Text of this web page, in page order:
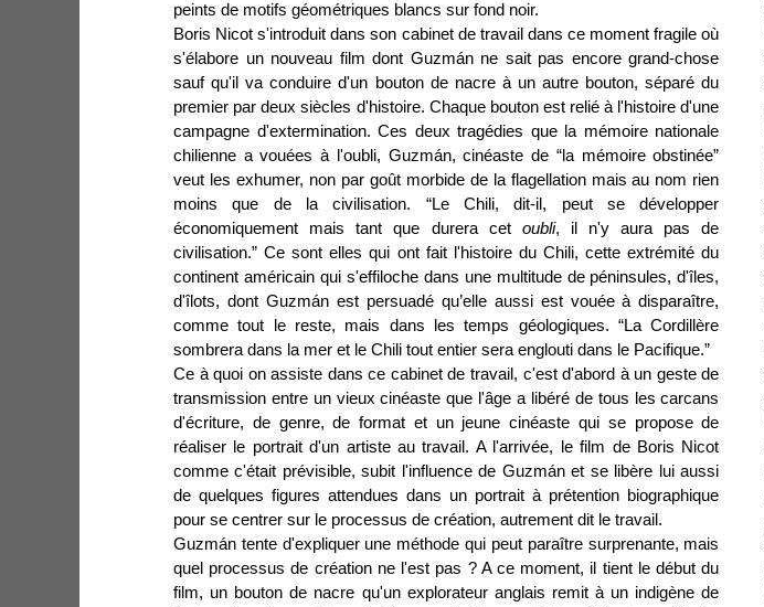
peints de motifs géométriques blancs sur fond noir.
Boris Nicot s'introduit dans son cabinet de travail dans ce moment fragile où
s'élabore un nouveau film dont Guzmán ne sait pas encore grand-chose
sauf qu'il va conduire d'un bouton de nacre à un autre bouton, séparé du
premier par deux siècles d'histoire. Chaque bouton est relié à l'histoire d'une
campagne d'extermination. Ces deux tragédies que la mémoire nationale
chilienne a vouées à l'oubli, Guzmán, cinéaste de “la mémoire obstinée”
veut les exhumer, non par goût morbide de la flagellation mais au nom rien
moins que de la civilisation. “Le Chili, dit-il, peut se développer
économiquement mais tant que durera cet oubli, il n'y aura pas de
civilisation.” Ce sont elles qui ont fait l'histoire du Chili, cette extrémité du
continent américain qui s'effiloche dans une multitude de péninsules, d'îles,
d'îlots, dont Guzmán est persuadé qu’elle aussi est vouée à disparaître,
comme tout le reste, mais dans les temps géologiques. “La Cordillère
sombrera dans la mer et le Chili tout entier sera englouti dans le Pacifique.”
Ce à quoi on assiste dans ce cabinet de travail, c'est d'abord à un geste de
transmission entre un vieux cinéaste que l'âge a libéré de tous les carcans
d'écriture, de genre, de format et un jeune cinéaste qui se propose de
réaliser le portrait d'un artiste au travail. A l'arrivée, le film de Boris Nicot
comme c'était prévisible, subit l'influence de Guzmán et se libère lui aussi
de quelques figures attendues dans un portrait à prétention biographique
pour se centrer sur le processus de création, autrement dit le travail.
Guzmán tente d'expliquer une méthode qui peut paraître surprenante, mais
quel processus de création ne l'est pas ? A ce moment, il tient le début du
film, un bouton de nacre qu'un explorateur anglais remit à un indigène de